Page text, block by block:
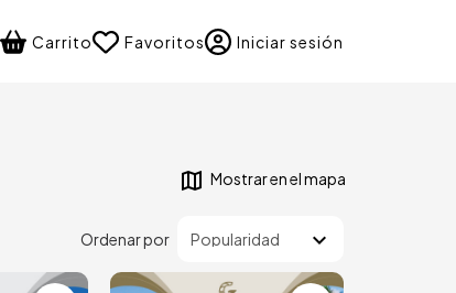
Carrito Favoritos Iniciar sesión
Mostrar en el mapa
Ordenar por